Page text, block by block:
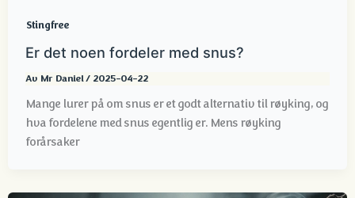
Stingfree
Er det noen fordeler med snus?
Av Mr Daniel/ 2025-04-22
Mange lurer på om snus er et godt alternativ til røyking, og
hva fordelene med snus egentlig er. Mens røyking
forårsaker